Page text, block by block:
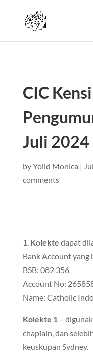
CIC
Juli 2024
byYolid Monica |
comments
1. Kolekte dapat
Bank Account yang
BSB: 082 356
Account No:
Name: Catholic
Kolekte 1–
chaplain, dan
keuskupan Sydney.